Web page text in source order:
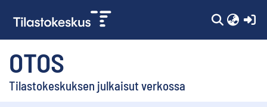
OTOS
Tilastokeskuksen julkaisut verkossa